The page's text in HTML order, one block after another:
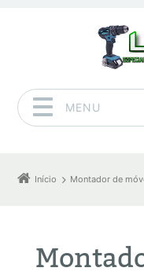
MENU
Início Montador de